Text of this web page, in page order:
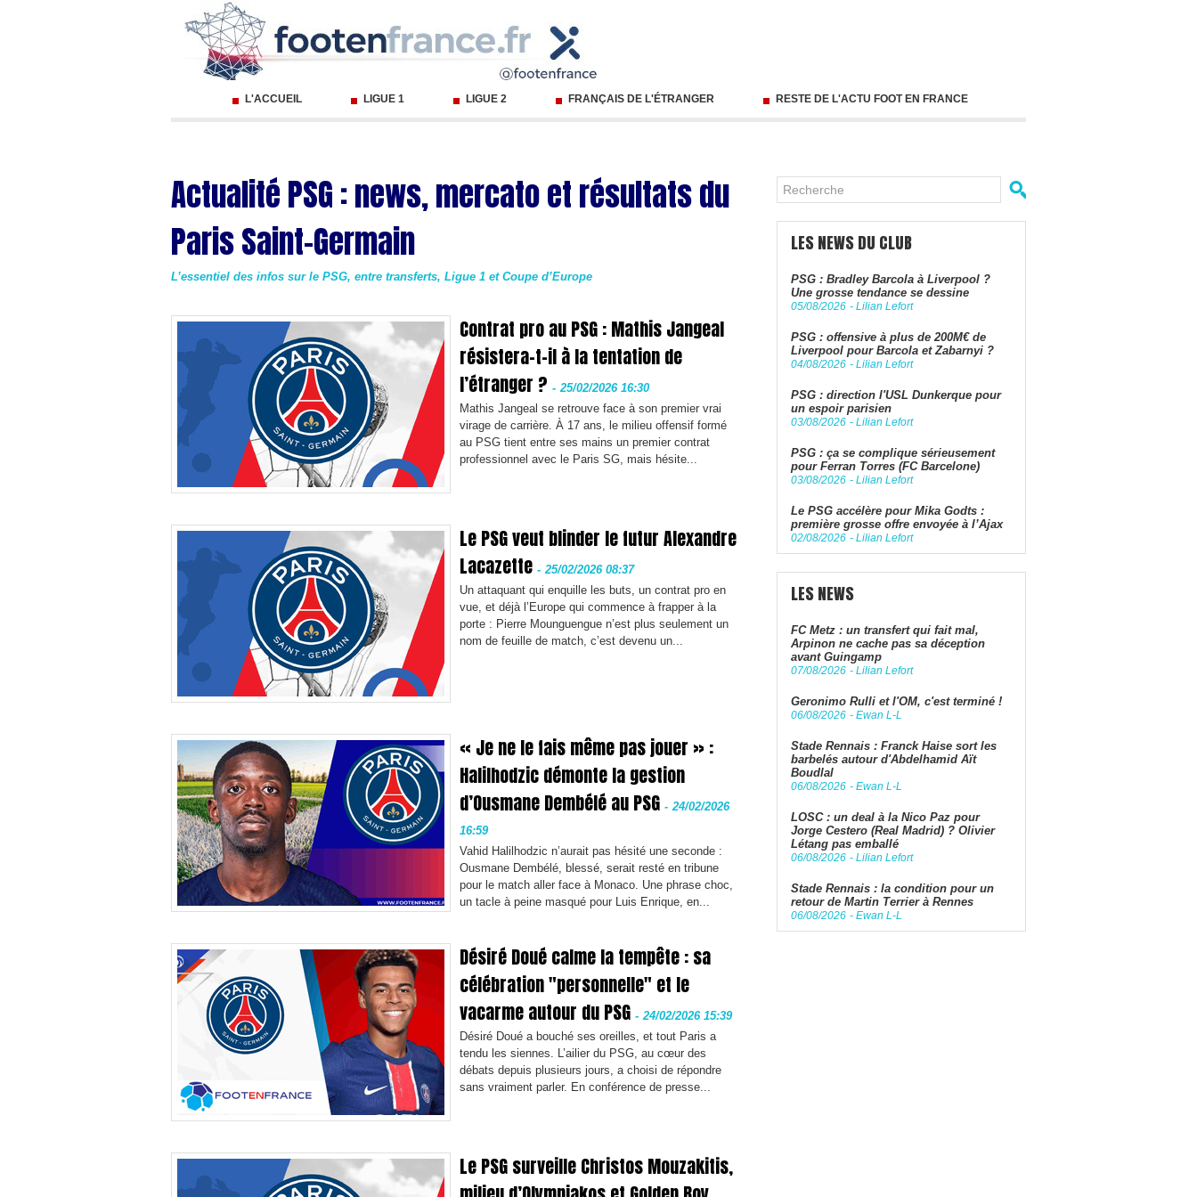
L'ACCUEIL LIGUE 1 LIGUE 2 FRANÇAIS DE L'ÉTRANGER RESTE DE L'ACTU FOOT EN FRANCE
Actualité PSG : news, mercato et résultats du
Paris Saint-Germain
L’essentiel des infos sur le PSG, entre transferts, Ligue 1 et Coupe d’Europe
Contrat pro au PSG : Mathis Jangeal
résistera-t-il à la tentation de
l’étranger ? - 25/02/2026 16:30
Mathis Jangeal se retrouve face à son premier vrai
virage de carrière. À 17 ans, le milieu offensif formé
au PSG tient entre ses mains un premier contrat
professionnel avec le Paris SG, mais hésite...
Le PSG veut blinder le futur Alexandre
Lacazette - 25/02/2026 08:37
Un attaquant qui enquille les buts, un contrat pro en
vue, et déjà l’Europe qui commence à frapper à la
porte : Pierre Mounguengue n’est plus seulement un
nom de feuille de match, c’est devenu un...
« Je ne le fais même pas jouer » :
Halilhodzic démonte la gestion
d’Ousmane Dembélé au PSG - 24/02/2026
16:59
Vahid Halilhodzic n’aurait pas hésité une seconde :
Ousmane Dembélé, blessé, serait resté en tribune
pour le match aller face à Monaco. Une phrase choc,
un tacle à peine masqué pour Luis Enrique, en...
Désiré Doué calme la tempête : sa
célébration "personnelle" et le
vacarme autour du PSG - 24/02/2026 15:39
Désiré Doué a bouché ses oreilles, et tout Paris a
tendu les siennes. L’ailier du PSG, au cœur des
débats depuis plusieurs jours, a choisi de répondre
sans vraiment parler. En conférence de presse...
Le PSG surveille Christos Mouzakitis,
LES NEWS DU CLUB
PSG : Bradley Barcola à Liverpool ?
Une grosse tendance se dessine
05/08/2026 - Lilian Lefort
PSG : offensive à plus de 200M€ de
Liverpool pour Barcola et Zabarnyi ?
04/08/2026 - Lilian Lefort
PSG : direction l'USL Dunkerque pour
un espoir parisien
03/08/2026 - Lilian Lefort
PSG : ça se complique sérieusement
pour Ferran Torres (FC Barcelone)
03/08/2026 - Lilian Lefort
Le PSG accélère pour Mika Godts :
première grosse offre envoyée à l’Ajax
02/08/2026 - Lilian Lefort
LES NEWS
FC Metz : un transfert qui fait mal,
Arpinon ne cache pas sa déception
avant Guingamp
07/08/2026 - Lilian Lefort
Geronimo Rulli et l'OM, c'est terminé !
06/08/2026 - Ewan L-L
Stade Rennais : Franck Haise sort les
barbelés autour d'Abdelhamid Aït
Boudlal
06/08/2026 - Ewan L-L
LOSC : un deal à la Nico Paz pour
Jorge Cestero (Real Madrid) ? Olivier
Létang pas emballé
06/08/2026 - Lilian Lefort
Stade Rennais : la condition pour un
retour de Martin Terrier à Rennes
06/08/2026 - Ewan L-L